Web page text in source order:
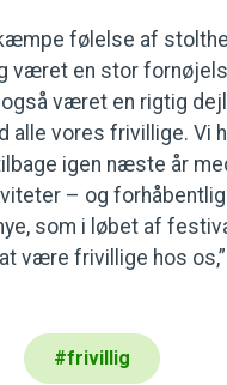
følelse af
været en stor
også været en rigtig
alle vores frivillige. Vi
igen næste år
– og
som i løbet af
være frivillige hos
#frivillig